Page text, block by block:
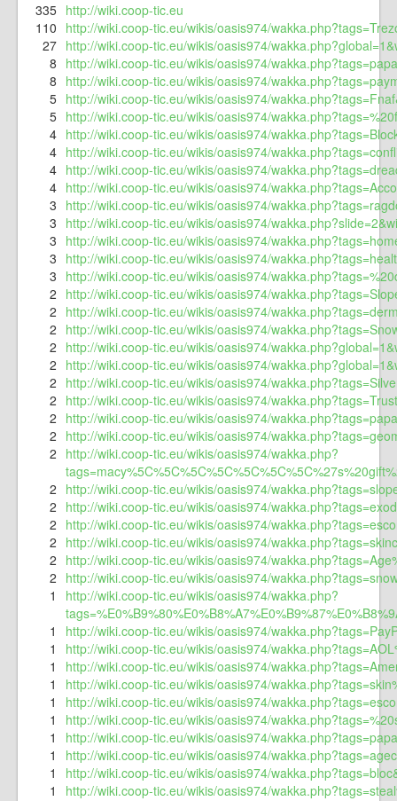
335 http://wiki.coop-tic.eu
110 http://wiki.coop-tic.eu/wikis/oasis974/
27 http://wiki.coop-tic.eu/wikis/oasis974/
8 http://wiki.coop-tic.eu/wikis/oasis974/
8 http://wiki.coop-tic.eu/wikis/oasis974/
5 http://wiki.coop-tic.eu/wikis/oasis974/
5 http://wiki.coop-tic.eu/wikis/oasis974/
4 http://wiki.coop-tic.eu/wikis/oasis974/
4 http://wiki.coop-tic.eu/wikis/oasis974/
4 http://wiki.coop-tic.eu/wikis/oasis974/
4 http://wiki.coop-tic.eu/wikis/oasis974/
3 http://wiki.coop-tic.eu/wikis/oasis974/
3 http://wiki.coop-tic.eu/wikis/oasis974/
3 http://wiki.coop-tic.eu/wikis/oasis974/
3 http://wiki.coop-tic.eu/wikis/oasis974/
3 http://wiki.coop-tic.eu/wikis/oasis974/
2 http://wiki.coop-tic.eu/wikis/oasis974/
2 http://wiki.coop-tic.eu/wikis/oasis974/
2 http://wiki.coop-tic.eu/wikis/oasis974/
2 http://wiki.coop-tic.eu/wikis/oasis974/
2 http://wiki.coop-tic.eu/wikis/oasis974/
2 http://wiki.coop-tic.eu/wikis/oasis974/
2 http://wiki.coop-tic.eu/wikis/oasis974/
2 http://wiki.coop-tic.eu/wikis/oasis974/
2 http://wiki.coop-tic.eu/wikis/oasis974/
2 http://wiki.coop-tic.eu/wikis/oasis974/wakka.php?
2 http://wiki.coop-tic.eu/wikis/oasis974/
2 http://wiki.coop-tic.eu/wikis/oasis974/
2 http://wiki.coop-tic.eu/wikis/oasis974/
2 http://wiki.coop-tic.eu/wikis/oasis974/
2 http://wiki.coop-tic.eu/wikis/oasis974/
2 http://wiki.coop-tic.eu/wikis/oasis974/
1
http://wiki.coop-tic.eu/wikis/oasis974/wakka.php?
1
http://wiki.coop-tic.eu/wikis/oasis974/
1
http://wiki.coop-tic.eu/wikis/oasis974/
1
http://wiki.coop-tic.eu/wikis/oasis974/
1
http://wiki.coop-tic.eu/wikis/oasis974/
1
http://wiki.coop-tic.eu/wikis/oasis974/
1
http://wiki.coop-tic.eu/wikis/oasis974/
1
http://wiki.coop-tic.eu/wikis/oasis974/
1
http://wiki.coop-tic.eu/wikis/oasis974/
1
http://wiki.coop-tic.eu/wikis/oasis974/
1
http://wiki.coop-tic.eu/wikis/oasis974/